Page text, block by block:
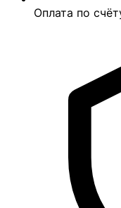
Оплата по